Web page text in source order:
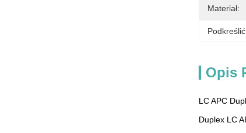
Materiał:
Opis
LC APC
Duplex LC